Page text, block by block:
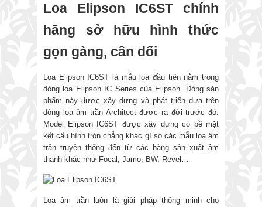
Loa Elipson IC6ST chính
hãng sở hữu hình thức
gọn gàng, cân dối
Loa Elipson IC6ST là mẫu loa đầu tiên nằm trong
dòng loa Elipson IC Series của Elipson. Dòng sản
phẩm này được xây dựng và phát triển dựa trên
dòng loa âm trần Architect được ra đời trước đó.
Model Elipson IC6ST được xây dựng có bề mặt
kết cấu hình tròn chẳng khác gì so các mẫu loa âm
trần truyền thống đến từ các hãng sản xuất âm
thanh khác như Focal, Jamo, BW, Revel…
Loa âm trần luôn là giải pháp thông minh cho